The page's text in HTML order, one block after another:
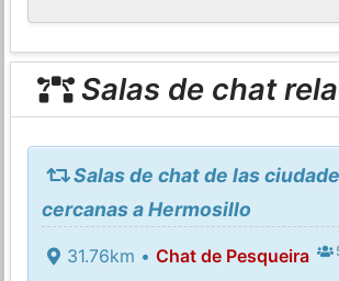
Salas de chat
Salas de chat de las
cercanas a Hermosillo
31.76km • Chat de Pesqueira